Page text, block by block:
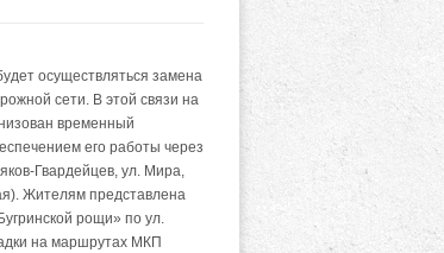
осуществляться замена
сети. В этой связи на
временный
его работы через
Гвардейцев, ул. Мира,
Жителям представлена
рощи» по ул.
на маршрутах МКП